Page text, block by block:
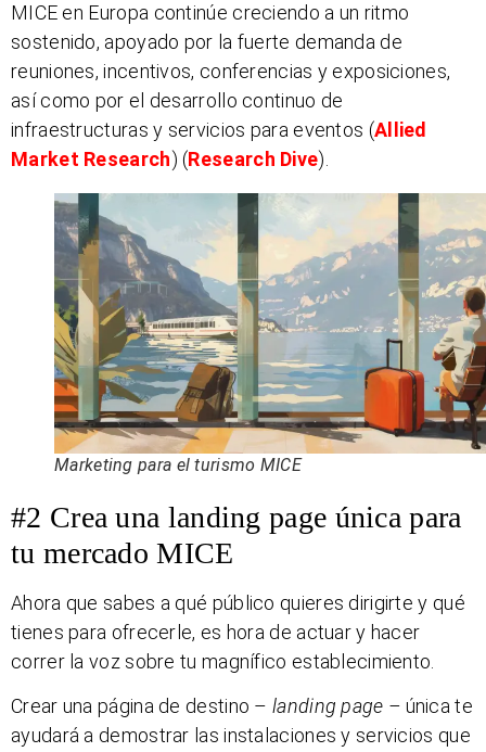
MICE en Europa continúe creciendo a un ritmo
sostenido, apoyado por la fuerte demanda de
reuniones, incentivos, conferencias y exposiciones,
así como por el desarrollo continuo de
infraestructuras y servicios para eventos​ (Allied
Market Research) (Research Dive)​.
Marketing para el turismo MICE
#2 Crea una landing page única para
tu mercado MICE
Ahora que sabes a qué público quieres dirigirte y qué
tienes para ofrecerle, es hora de actuar y hacer
correr la voz sobre tu magnífico establecimiento.
Crear una página de destino – landing page – única te
ayudará a demostrar las instalaciones y servicios que